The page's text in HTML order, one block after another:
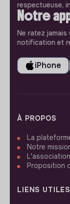
respectueuse,
Notre
Ne ratez jamais
notification et
iPhone
À PROPOS
La
Notre
Proposition
LIENS UTILES